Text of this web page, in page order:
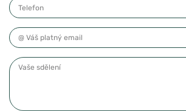
Váš platný email
Vaše sdělení